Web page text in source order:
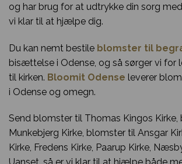
og har brug for at udtrykke din sorg
vi klar til at hjælpe dig.
Du kan nemt bestile blomster til
bisættelse i Odense, og så sørger vi for
til kirken. Bloomit Odense leverer
i Odense og omegn.
Send blomster til Thomas Kingos
Munkebjerg Kirke, blomster til Ansgar
Kirke, Fredens Kirke, Paarup Kirke,